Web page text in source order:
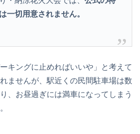
一切用意されません。
キングに止めればいいや」と考えて
ませんが、駅近くの民間駐車場は数
、お昼過ぎには満車になってしまう